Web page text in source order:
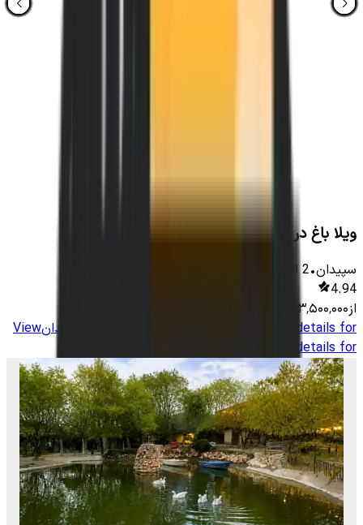
ویلا باغ در روستای برشنه سپیدان
سپیدان•
2 اتاق
4.94
از۳٬۵۰۰٬۰۰۰
View details for
کلبه چوبی در روستای خوشمکان سپیدانView
details for